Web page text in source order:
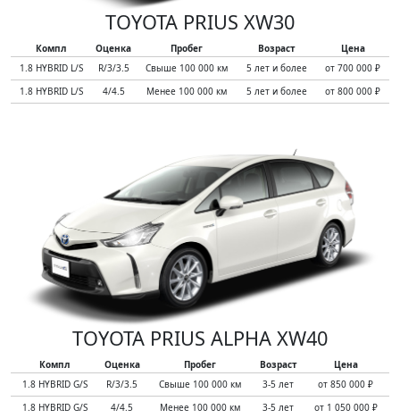
TOYOTA PRIUS XW30
Компл Оценка Пробег Возраст
Цена
1.8 HYBRID L/S
R/3/3.5 Свыше 100 000 км 5 лет и более
от 700 000 ₽
1.8 HYBRID L/S
4/4.5 Менее 100 000 км 5 лет и более от 800 000 ₽
TOYOTA PRIUS ALPHA XW40
Компл Оценка Пробег Возраст
Цена
1.8 HYBRID G/S
R/3/3.5 Свыше 100 000 км 3-5 лет
от 850 000 ₽
1.8 HYBRID G/S
4/4.5 Менее 100 000 км 3-5 лет от 1 050 000 ₽